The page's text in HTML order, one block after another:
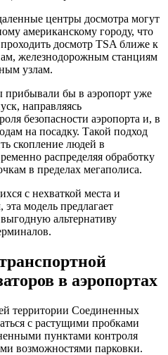
центры досмотра могут
американскому городу, что
досмотр TSA ближе к
железнодорожным станциям
узлам.
бы в аэропорт уже
направляясь
безопасности аэропорта и, в
на посадку. Такой подход
скопление людей в
распределяя обработку
в пределах мегаполиса.
с нехваткой места и
модель предлагает
альтернативу
в аэропортах
территории Соединенных
с растущими пробками
пунктами контроля
возможностями парковки.